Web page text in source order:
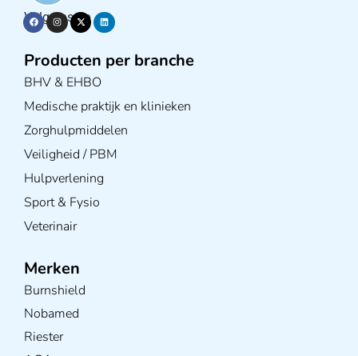
Volg ons op
Producten per branche
BHV & EHBO
Medische praktijk en klinieken
Zorghulpmiddelen
Veiligheid / PBM
Hulpverlening
Sport & Fysio
Veterinair
Merken
Burnshield
Nobamed
Riester